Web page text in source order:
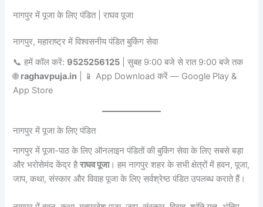
नागपुर में पूजा के लिए पंडित | राघव पूजा
नागपुर, महाराष्ट्र में विश्वसनीय पंडित बुकिंग सेवा
📞 हमें कॉल करें: 9525256125 | सुबह 9:00 बजे से रात 9:00 बजे तक
🌐 raghavpuja.in | 📱 App Download करें — Google Play &
App Store
नागपुर में पूजा के लिए पंडित
नागपुर में पूजा-पाठ के लिए ऑनलाइन पंडितों की बुकिंग सेवा के लिए सबसे बड़ा
और भरोसेमंद केंद्र हैराघव पूजा। हम नागपुर शहर के सभी क्षेत्रों में हवन, पूजा,
जाप, कथा, संस्कार और विवाह पूजा के लिए सर्वश्रेष्ठ पंडित उपलब्ध कराते हैं।